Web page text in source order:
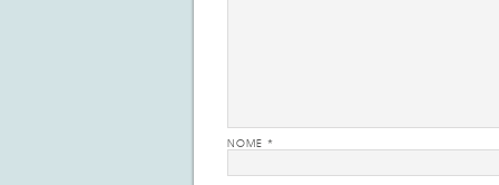
NOME *